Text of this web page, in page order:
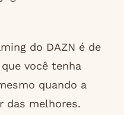
do DAZN é de
você tenha
quando a
das melhores.